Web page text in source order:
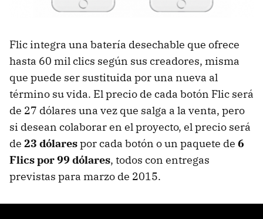
Flic integra una batería desechable que ofrece
hasta 60 mil clics según sus creadores, misma
que puede ser sustituida por una nueva al
término su vida. El precio de cada botón Flic será
de 27 dólares una vez que salga a la venta, pero
si desean colaborar en el proyecto, el precio será
de 23 dólarespor cada botón o un paquete de 6
Flics por 99 dólares, todos con entregas
previstas para marzo de 2015.